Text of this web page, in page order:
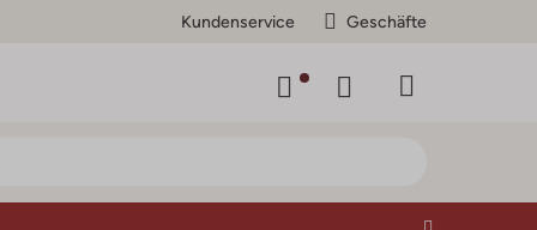
Kundenservice Geschäfte